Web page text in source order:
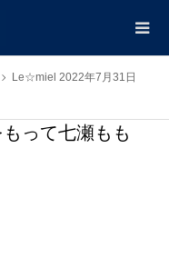
Le☆miel 2022年7月31日
って七瀬もも